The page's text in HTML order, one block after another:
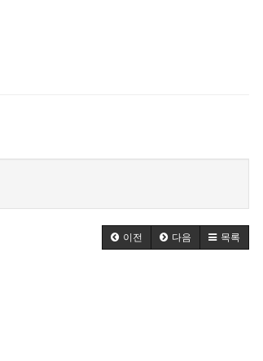
이전 다음 목록